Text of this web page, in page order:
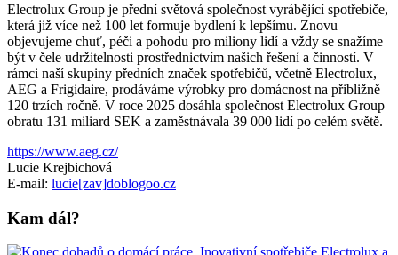
Electrolux Group je přední světová společnost vyrábějící spotřebiče,
která již více než 100 let formuje bydlení k lepšímu. Znovu
objevujeme chuť, péči a pohodu pro miliony lidí a vždy se snažíme
být v čele udržitelnosti prostřednictvím našich řešení a činností. V
rámci naší skupiny předních značek spotřebičů, včetně Electrolux,
AEG a Frigidaire, prodáváme výrobky pro domácnost na přibližně
120 trzích ročně. V roce 2025 dosáhla společnost Electrolux Group
obratu 131 miliard SEK a zaměstnávala 39 000 lidí po celém světě.
https://www.aeg.cz/
Lucie Krejbichová
E-mail: lucie[zav]doblogoo.cz
Kam dál?